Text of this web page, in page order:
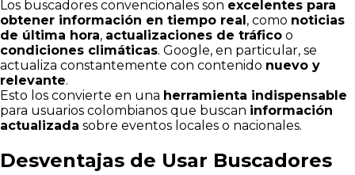
Los buscadores convencionales son excelentes para
obtener información en tiempo real, como noticias
de última hora, actualizaciones de tráfico o
condiciones climáticas. Google, en particular, se
actualiza constantemente con contenido nuevo y
relevante.
Esto los convierte en una herramienta indispensable
para usuarios colombianos que buscan información
actualizada sobre eventos locales o nacionales.
Desventajas de Usar Buscadores